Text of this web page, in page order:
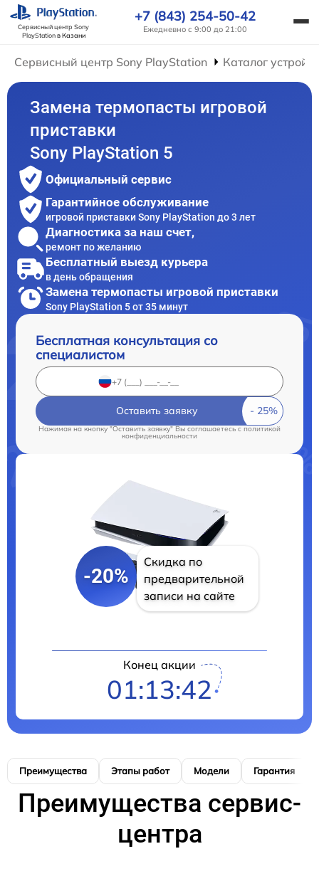
Сервисный центр Sony
PlayStationв Казани
+7 (843) 254-50-42
Ежедневно с 9:00 до 21:00
Сервисный центр Sony PlayStation Каталог
Замена термопасты игровой
приставки
Sony PlayStation 5
Официальный сервис
Гарантийное обслуживание
игровой приставки Sony PlayStation до 3 лет
Диагностика за наш счет,
ремонт по желанию
Бесплатный выезд курьера
в день обращения
Замена термопасты игровой приставки
Sony PlayStation 5 от 35 минут
Бесплатная консультация со
специалистом
Оставить заявку
Нажимая на кнопку "Оставить заявку" Вы соглашаетесь cполитикой
конфиденциальности
-20%
Скидка по
предварительной
записи на сайте
Конец акции
01:13:42
Преимущества Этапы работ Модели Гарантия
Преимущества сервис-
центра